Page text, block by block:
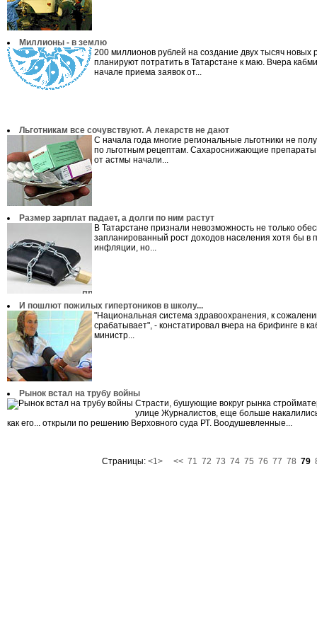
Миллионы - в землю
200 миллионов рублей на создание двух тысяч новых
планируют потратить в Татарстане к маю. Вчера
начале приема заявок от...
Льготникам все сочувствуют. А лекарств не дают
С начала года многие региональные льготники не
по льготным рецептам. Сахароснижающие препараты
от астмы начали...
Размер зарплат падает, а долги по ним растут
В Татарстане признали невозможность не только
запланированный рост доходов населения хотя бы в
инфляции, но...
И пошлют пожилых гипертоников в школу...
"Национальная система здравоохранения, к
срабатывает", - констатировал вчера на брифинге в
министр...
Рынок встал на трубу войны
Страсти, бушующие вокруг рынка
улице Журналистов, еще больше
как его... открыли по решению Верховного суда РТ. Воодушевленные...
Страницы: <1> << 71 72 73 74 75 76 77 78 79